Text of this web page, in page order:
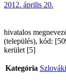
2012. április 20.
hivatalos
(település), kód:
kerület [5]
Kategória